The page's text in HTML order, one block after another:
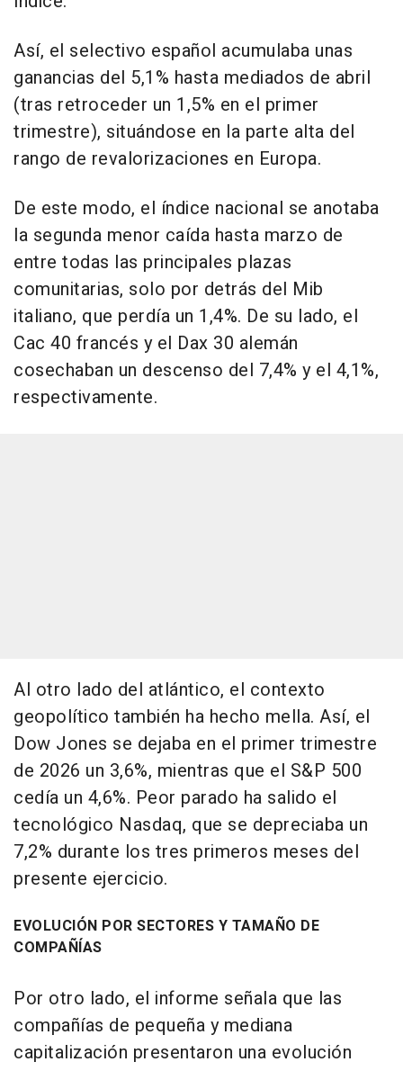
Así, el selectivo español acumulaba unas
ganancias del 5,1% hasta mediados de abril
(tras retroceder un 1,5% en el primer
trimestre), situándose en la parte alta del
rango de revalorizaciones en Europa.
De este modo, el índice nacional se anotaba
la segunda menor caída hasta marzo de
entre todas las principales plazas
comunitarias, solo por detrás del Mib
italiano, que perdía un 1,4%. De su lado, el
Cac 40 francés y el Dax 30 alemán
cosechaban un descenso del 7,4% y el 4,1%,
respectivamente.
Al otro lado del atlántico, el contexto
geopolítico también ha hecho mella. Así, el
Dow Jones se dejaba en el primer trimestre
de 2026 un 3,6%, mientras que el S&P 500
cedía un 4,6%. Peor parado ha salido el
tecnológico Nasdaq, que se depreciaba un
7,2% durante los tres primeros meses del
presente ejercicio.
EVOLUCIÓN POR SECTORES Y TAMAÑO DE
COMPAÑÍAS
Por otro lado, el informe señala que las
compañías de pequeña y mediana
capitalización presentaron una evolución